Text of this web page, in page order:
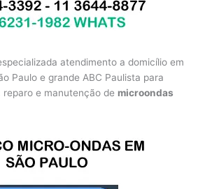
atendimento a domicílio em
Paulo e grande ABC Paulista para
e manutenção de microondas